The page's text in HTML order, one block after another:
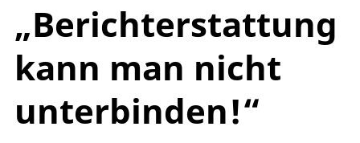
„Berichterstattung
kann man nicht
unterbinden!“